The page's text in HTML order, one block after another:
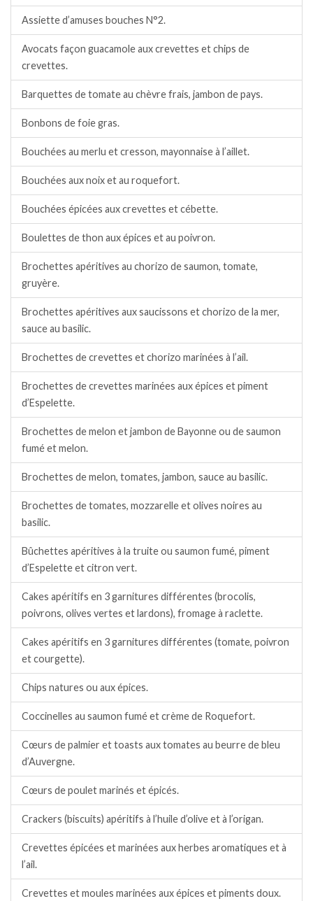
Assiette d’amuses bouches N°2.
Avocats façon guacamole aux crevettes et chips de
crevettes.
Barquettes de tomate au chèvre frais, jambon de pays.
Bonbons de foie gras.
Bouchées au merlu et cresson, mayonnaise à l’aillet.
Bouchées aux noix et au roquefort.
Bouchées épicées aux crevettes et cébette.
Boulettes de thon aux épices et au poivron.
Brochettes apéritives au chorizo de saumon, tomate,
gruyère.
Brochettes apéritives aux saucissons et chorizo de la mer,
sauce au basilic.
Brochettes de crevettes et chorizo marinées à l’ail.
Brochettes de crevettes marinées aux épices et piment
d’Espelette.
Brochettes de melon et jambon de Bayonne ou de saumon
fumé et melon.
Brochettes de melon, tomates, jambon, sauce au basilic.
Brochettes de tomates, mozzarelle et olives noires au
basilic.
Bûchettes apéritives à la truite ou saumon fumé, piment
d’Espelette et citron vert.
Cakes apéritifs en 3 garnitures différentes (brocolis,
poivrons, olives vertes et lardons), fromage à raclette.
Cakes apéritifs en 3 garnitures différentes (tomate, poivron
et courgette).
Chips natures ou aux épices.
Coccinelles au saumon fumé et crème de Roquefort.
Cœurs de palmier et toasts aux tomates au beurre de bleu
d’Auvergne.
Cœurs de poulet marinés et épicés.
Crackers (biscuits) apéritifs à l’huile d’olive et à l’origan.
Crevettes épicées et marinées aux herbes aromatiques et à
l’ail.
Crevettes et moules marinées aux épices et piments doux.